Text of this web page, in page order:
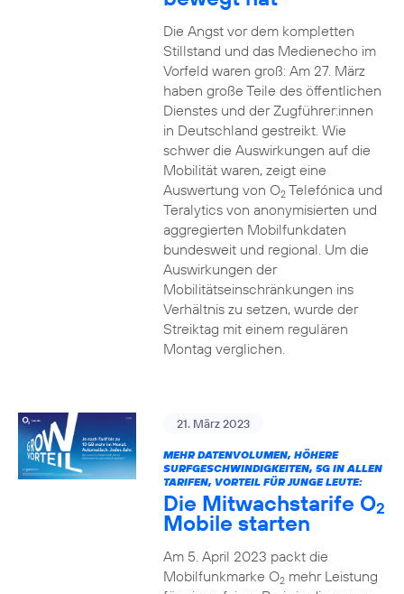
Die Angst vor dem kompletten
Stillstand und das Medienecho im
Vorfeld waren groß: Am 27. März
haben große Teile des öffentlichen
Dienstes und der Zugführer:innen
in Deutschland gestreikt. Wie
schwer die Auswirkungen auf die
Mobilität waren, zeigt eine
Auswertung von O2Telefónica und
Teralytics von anonymisierten und
aggregierten Mobilfunkdaten
bundesweit und regional. Um die
Auswirkungen der
Mobilitätseinschränkungen ins
Verhältnis zu setzen, wurde der
Streiktag mit einem regulären
Montag verglichen.
21. März 2023
MEHR DATENVOLUMEN, HÖHERE
SURFGESCHWINDIGKEITEN, 5G IN ALLEN
TARIFEN, VORTEIL FÜR JUNGE LEUTE:
Die Mitwachstarife O2
Mobile starten
Am 5. April 2023 packt die
Mobilfunkmarke O2mehr Leistung